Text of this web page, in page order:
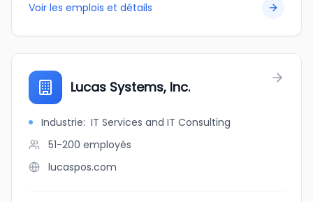
Voir les emplois et détails
Lucas Systems, Inc.
Industrie: IT Services and IT Consulting
51-200 employés
lucaspos.com